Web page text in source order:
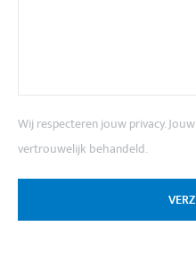
Wij respecteren jouw privacy.
vertrouwelijk behandeld.